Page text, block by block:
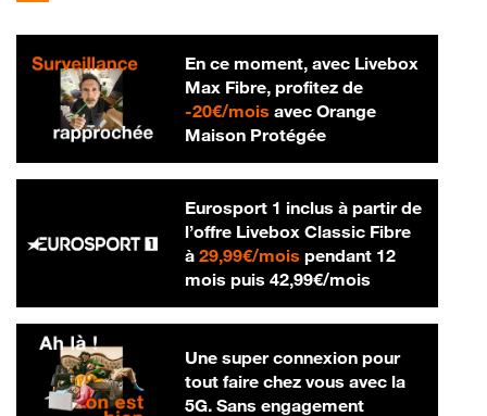
En ce moment, avec Livebox
Max Fibre, profitez de
-20€/mois20 € par mois
avec Orange
Maison Protégée
Eurosport 1 inclus à partir de
l’offre Livebox Classic Fibre
à 29,99€/mois29,99 € par mois
pendant 12
mois puis 42,99€/mois42,99 € par
Une super connexion pour
tout faire chez vous avec la
5G. Sans engagement